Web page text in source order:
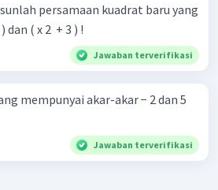
persamaan kuadrat baru yang
dan ( x 2 ​ + 3 ) !
Jawaban terverifikasi
mempunyai akar-akar − 2 dan 5
Jawaban terverifikasi